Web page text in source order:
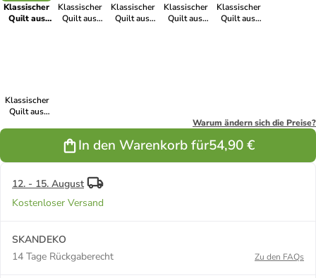
Klassischer
Quilt aus
Klassischer
Quilt aus
Klassischer
Quilt aus
Klassischer
Quilt aus
Klassischer
Quilt aus
Klassischer
Quilt aus
Warum ändern sich die Preise?
In den Warenkorb für54,90 €
12. - 15. August
Kostenloser Versand
SKANDEKO
14 Tage Rückgaberecht
Zu den FAQs